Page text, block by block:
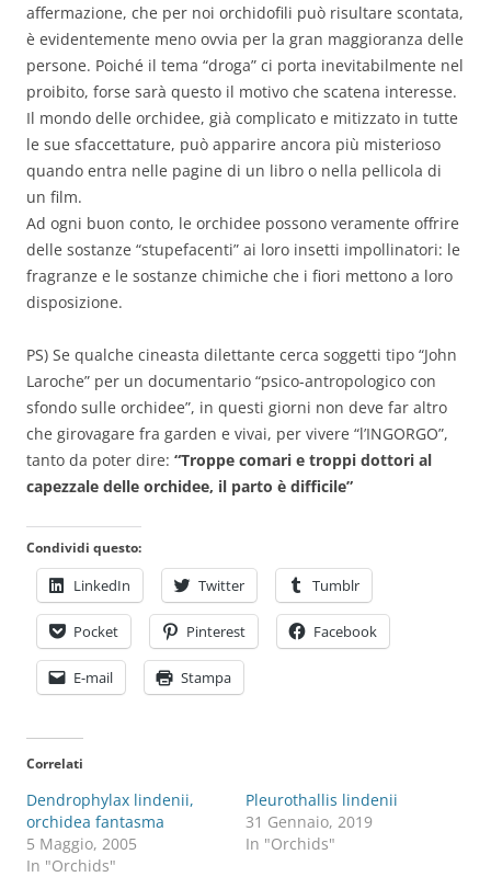
affermazione, che per noi orchidofili può risultare scontata,
è evidentemente meno ovvia per la gran maggioranza delle
persone. Poiché il tema “droga” ci porta inevitabilmente nel
proibito, forse sarà questo il motivo che scatena interesse.
Il mondo delle orchidee, già complicato e mitizzato in tutte
le sue sfaccettature, può apparire ancora più misterioso
quando entra nelle pagine di un libro o nella pellicola di
un film.
Ad ogni buon conto, le orchidee possono veramente offrire
delle sostanze “stupefacenti” ai loro insetti impollinatori: le
fragranze e le sostanze chimiche che i fiori mettono a loro
disposizione.
PS) Se qualche cineasta dilettante cerca soggetti tipo “John
Laroche” per un documentario “psico-antropologico con
sfondo sulle orchidee”, in questi giorni non deve far altro
che girovagare fra garden e vivai, per vivere “l’INGORGO”,
tanto da poter dire: “Troppe comari e troppi dottori al
capezzale delle orchidee, il parto è difficile”
Condividi questo:
LinkedIn Twitter Tumblr
Pocket Pinterest Facebook
E-mail Stampa
Correlati
Dendrophylax lindenii,
orchidea fantasma
5 Maggio, 2005
In "Orchids"
Pleurothallis lindenii
31 Gennaio, 2019
In "Orchids"